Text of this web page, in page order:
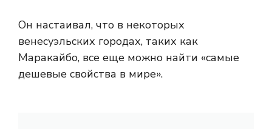
Он настаивал, что в некоторых
венесуэльских городах, таких как
Маракайбо, все еще можно найти «самые
дешевые свойства в мире».